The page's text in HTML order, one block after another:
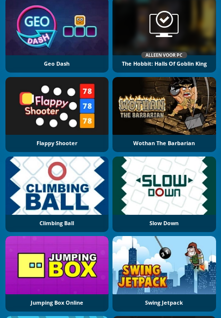
Geo Dash
ALLEEN VOOR PC
The Hobbit: Halls Of Goblin King
Flappy Shooter Wothan The Barbarian
Climbing Ball Slow Down
Jumping Box Online Swing Jetpack